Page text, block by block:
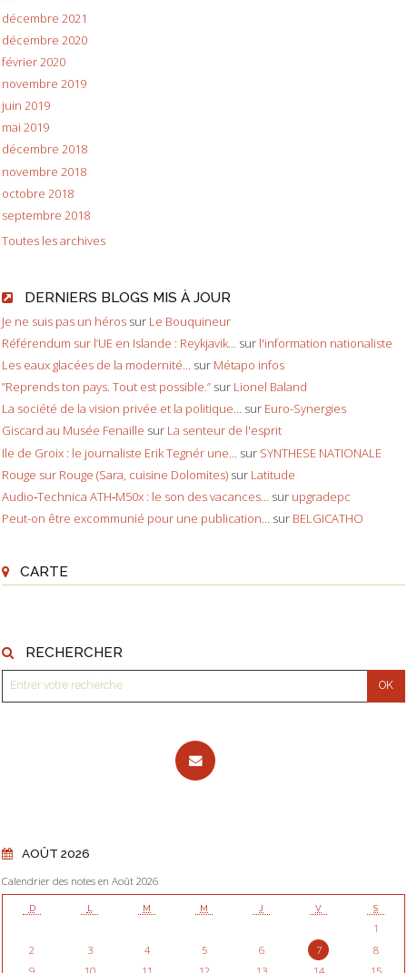
décembre 2021
décembre 2020
février 2020
novembre 2019
juin 2019
mai 2019
décembre 2018
novembre 2018
octobre 2018
septembre 2018
Toutes les archives
DERNIERS BLOGS MIS À JOUR
Je ne suis pas un héros sur Le Bouquineur
Référendum sur l’UE en Islande : Reykjavik... sur l'information nationaliste
Les eaux glacées de la modernité... sur Métapo infos
”Reprends ton pays. Tout est possible.” sur Lionel Baland
La société de la vision privée et la politique... sur Euro-Synergies
Giscard au Musée Fenaille sur La senteur de l'esprit
Ile de Groix : le journaliste Erik Tegnér une...
sur SYNTHESE NATIONALE
Rouge sur Rouge (Sara, cuisine Dolomites) sur Latitude
Audio‑Technica ATH‑M50x : le son des vacances... sur upgradepc
Peut-on être excommunié pour une publication... sur BELGICATHO
CARTE
RECHERCHER
AOÛT 2026
Calendrier des notes en Août 2026
D L M M J V S
1
2
3 4 5 6 7
8